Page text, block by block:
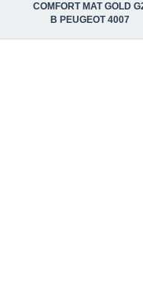
COMFORT MAT GOLD
В PEUGEOT 4007